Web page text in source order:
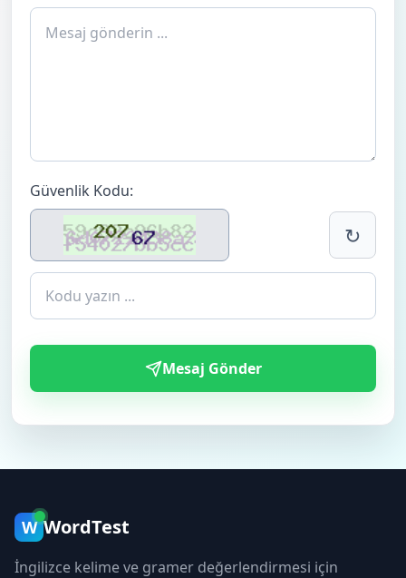
Güvenlik Kodu:
↻
Mesaj Gönder
W WordTest
İngilizce kelime ve gramer değerlendirmesi için